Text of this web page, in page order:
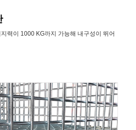
력이 1000 KG까지 가능해 내구성이 뛰어